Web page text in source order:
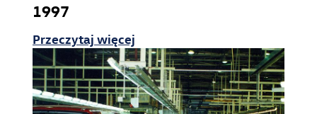
1997
Przeczytaj więcej